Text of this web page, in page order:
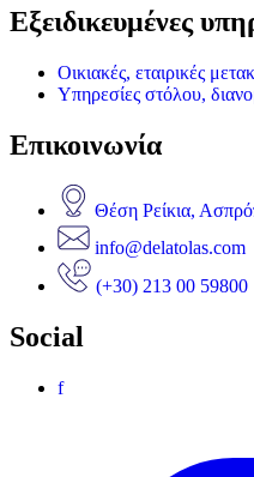
Εξειδικευμένες
Οικιακές, εταιρικές
Υπηρεσίες στόλου,
Επικοινωνία
Θέση Ρείκια,
info@delatolas.com
(+30) 213 00 59800
Social
f